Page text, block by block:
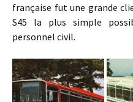
française fut une grande
S45 la plus simple
personnel civil.